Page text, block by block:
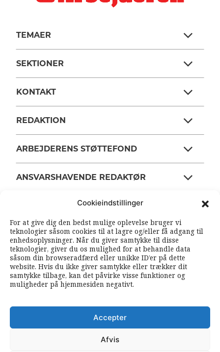
Cookieindstillinger
For at give dig den bedst mulige oplevelse bruger vi
teknologier såsom cookies til at lagre og/eller få adgang til
enhedsoplysninger. Når du giver samtykke til disse
teknologier, giver du os mulighed for at behandle data
såsom din browseradfærd eller unikke ID’er på dette
website. Hvis du ikke giver samtykke eller trækker dit
samtykke tilbage, kan det påvirke visse funktioner og
muligheder på hjemmesiden negativt.
Accepter
Afvis
TEMAER
SEKTIONER
KONTAKT
REDAKTION
ARBEJDERENS STØTTEFOND
ANSVARSHAVENDE REDAKTØR
SOUNDCLOUD RSS FEEDS
FØLG ARBEJDEREN